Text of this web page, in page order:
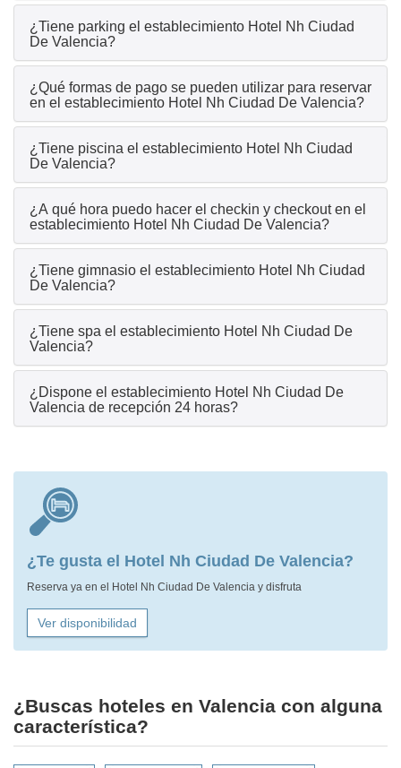
¿Tiene parking el establecimiento Hotel Nh Ciudad
De Valencia?
¿Qué formas de pago se pueden utilizar para reservar
en el establecimiento Hotel Nh Ciudad De Valencia?
¿Tiene piscina el establecimiento Hotel Nh Ciudad
De Valencia?
¿A qué hora puedo hacer el checkin y checkout en el
establecimiento Hotel Nh Ciudad De Valencia?
¿Tiene gimnasio el establecimiento Hotel Nh Ciudad
De Valencia?
¿Tiene spa el establecimiento Hotel Nh Ciudad De
Valencia?
¿Dispone el establecimiento Hotel Nh Ciudad De
Valencia de recepción 24 horas?
¿Te gusta el Hotel Nh Ciudad De Valencia?
Reserva ya en el Hotel Nh Ciudad De Valencia y disfruta
Ver disponibilidad
¿Buscas hoteles en Valencia con alguna
característica?